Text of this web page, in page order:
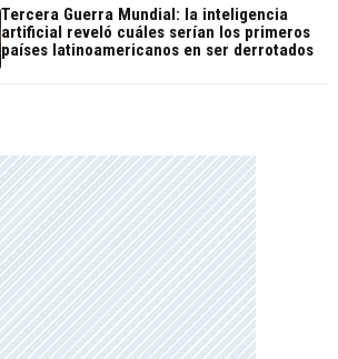
Tercera Guerra Mundial: la inteligencia
artificial reveló cuáles serían los primeros
países latinoamericanos en ser derrotados